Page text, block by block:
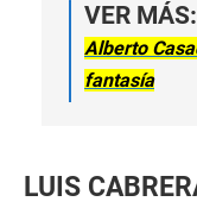
VER MÁS:
Alberto
fantasía
LUIS